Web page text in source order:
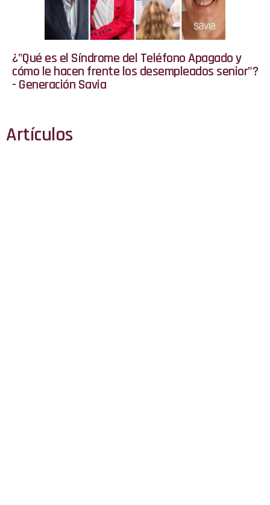
¿"Qué es el Síndrome del Teléfono Apagado y
cómo le hacen frente los desempleados senior"?
- Generación Savia
Artículos